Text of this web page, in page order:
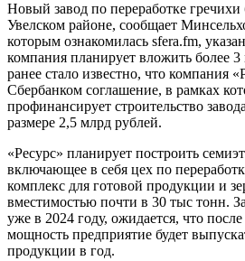
Новый завод по переработке гречихи
Увелском районе, сообщает
которым ознакомилась sfera.fm,
компания планирует вложить более
ранее стало известно, что компания
Сбербанком соглашение, в рамках
профинансирует строительство
размере 2,5 млрд рублей.
«Ресурс» планирует построить
включающее в себя цех по
комплекс для готовой продукции и
вместимостью почти в 30 тыс тонн.
уже в 2024 году, ожидается, что
мощность предприятие будет
продукции в год.